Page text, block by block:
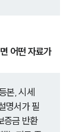
어떤 자료가
본, 시세
명서가 필
증금 반환